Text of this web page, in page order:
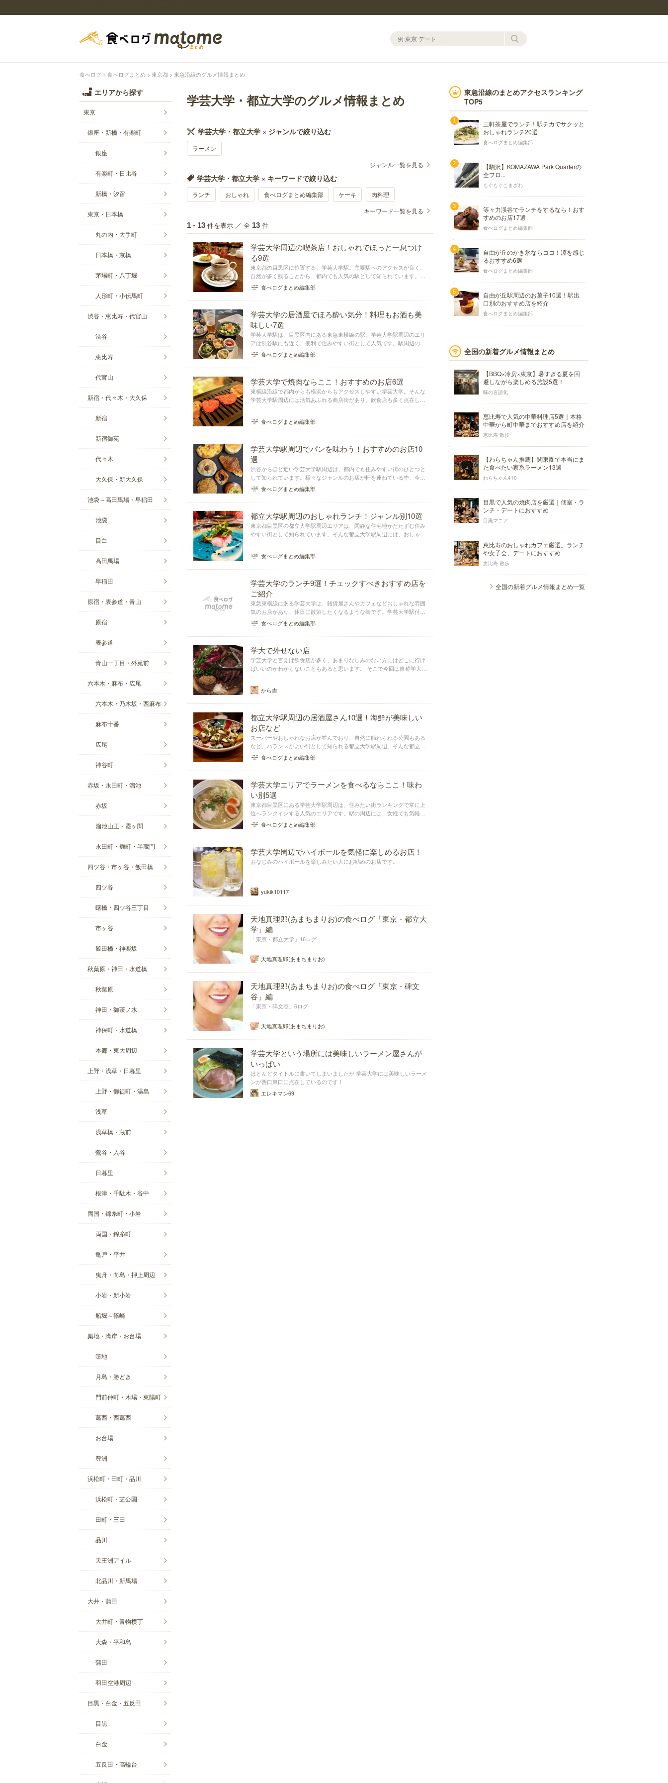
食べログ 食べログまとめ 東京都 東急沿線のグルメ情報まとめ
エリアから探す
東京
銀座・新橋・有楽町
銀座
有楽町・日比谷
新橋・汐留
東京・日本橋
丸の内・大手町
日本橋・京橋
茅場町・八丁堀
人形町・小伝馬町
渋谷・恵比寿・代官山
渋谷
恵比寿
代官山
新宿・代々木・大久保
新宿
新宿御苑
代々木
大久保・新大久保
池袋～高田馬場・早稲田
池袋
目白
高田馬場
早稲田
原宿・表参道・青山
原宿
表参道
青山一丁目・外苑前
六本木・麻布・広尾
六本木・乃木坂・西麻布
麻布十番
広尾
神谷町
赤坂・永田町・溜池
赤坂
溜池山王・霞ヶ関
永田町・麹町・半蔵門
四ツ谷・市ヶ谷・飯田橋
四ツ谷
曙橋・四ツ谷三丁目
市ヶ谷
飯田橋・神楽坂
秋葉原・神田・水道橋
秋葉原
神田・御茶ノ水
神保町・水道橋
本郷・東大周辺
上野・浅草・日暮里
上野・御徒町・湯島
浅草
浅草橋・蔵前
鶯谷・入谷
日暮里
根津・千駄木・谷中
両国・錦糸町・小岩
両国・錦糸町
亀戸・平井
曳舟・向島・押上周辺
小岩・新小岩
船堀～篠崎
築地・湾岸・お台場
築地
月島・勝どき
門前仲町・木場・東陽町
葛西・西葛西
お台場
豊洲
浜松町・田町・品川
浜松町・芝公園
田町・三田
品川
天王洲アイル
北品川・新馬場
大井・蒲田
大井町・青物横丁
大森・平和島
蒲田
羽田空港周辺
目黒・白金・五反田
目黒
白金
五反田・高輪台
学芸大学・都立大学のグルメ情報まとめ
学芸大学・都立大学 × ジャンルで絞り込む
ラーメン
ジャンル一覧を見る
学芸大学・都立大学 × キーワードで絞り込む
ランチ おしゃれ 食べログまとめ編集部 ケーキ
肉料理
キーワード一覧を見る
1 - 13 件を表示 ／ 全 13 件
学芸大学周辺の喫茶店！おしゃれでほっと一息つけ
る9選
東京都の目黒区に位置する、学芸大学駅。主要駅へのアクセスが良く、
自然が多く残ることから、都内でも人気の駅として知られています。そ
んな学芸大学周辺には様々な喫茶店やカフェが立ち並び、ほっと一息つ
けるいこいの場として人気です。今回は学芸大学駅周辺で、おすすめの
喫茶店をまとめました。
食べログまとめ編集部
学芸大学の居酒屋でほろ酔い気分！料理もお酒も美
味しい7選
学芸大学駅は、目黒区内にある東急東横線の駅。学芸大学駅周辺のエリ
アは渋谷駅にも近く、便利で住みやすい街として人気です。駅周辺の商
店街には、カフェから居酒屋さんまで個性のあるお店が点在しているの
も魅力のひとつ。そこで今回は、学芸大学駅周辺にあるおすすめの居酒
屋さんをまとめました。
食べログまとめ編集部
学芸大学で焼肉ならここ！おすすめのお店6選
東横線沿線で都内からも横浜からもアクセスしやすい学芸大学。そんな
学芸大学駅周辺には活気あふれる商店街があり、飲食店も多く点在して
食べログまとめ編集部
学芸大学駅周辺でパンを味わう！おすすめのお店10
選
渋谷からほど近い学芸大学駅周辺は、都内でも住みやすい街のひとつと
して知られています。様々なジャンルのお店が軒を連ねている中、今回
はパンに注目！学芸大学駅の東側と西側で、おすすめのパンが食べられ
るお店をまとめました。
食べログまとめ編集部
都立大学駅周辺のおしゃれランチ！ジャンル別10選
東京都目黒区の都立大学駅周辺エリアは、閑静な住宅地がたたずむ住み
やすい街として知られています。そんな都立大学駅周辺には、おしゃれ
トの中から、特にお...
食べログまとめ編集部
学芸大学のランチ9選！チェックすべきおすすめ店を
ご紹介
東急東横線にある学芸大学は、雑貨屋さんやカフェなどおしゃれな雰囲
気のお店があり、休日に散策したくなるような街です。学芸大学駅付近
にはさまざまグルメを楽しめるお店も充実しています。学芸大学付近に
あるおすすめのランチスポットをまとめました。
食べログまとめ編集部
学大で外せない店
学芸大学と言えば飲食店が多く、あまりなじみのない方にはどこに行け
ばいいのかわからないこともあると思います。 そこで今回は自称学大通
から吉
都立大学駅周辺の居酒屋さん10選！海鮮が美味しい
お店など
スーパーやおしゃれなお店が並んでおり、自然に触れられる公園もある
など、バランスがよい街として知られる都立大学駅周辺。そんな都立大
学駅エリアで、おすすめの居酒屋さんをまとめました。海鮮料理が人気
のお店、その他料理が美味しいお店など、ジャンル別でご紹介していま
す。
食べログまとめ編集部
学芸大学エリアでラーメンを食べるならここ！味わ
い別5選
東京都目黒区にある学芸大学駅周辺は、住みたい街ランキングで常に上
位へランクインする人気のエリアです。駅の周辺には、女性でも気軽に
入れるラーメン店がたくさんあります。ここでは、学芸大学エリアで、
美味しいと評判のラーメン店をピックアップしてまとめました。
食べログまとめ編集部
学芸大学周辺でハイボールを気軽に楽しめるお店！
おなじみのハイボールを楽しみたい人にお勧めのお店です。
yukik10117
天地真理郎(あまちまりお)の食べログ「東京・都立大
学」編
「東京・都立大学」16ログ
天地真理郎(あまちまりお)
天地真理郎(あまちまりお)の食べログ「東京・碑文
谷」編
「東京・碑文谷」6ログ
天地真理郎(あまちまりお)
学芸大学という場所には美味しいラーメン屋さんが
いっぱい
ほとんどタイトルに書いてしまいましたが 学芸大学には美味しいラーメ
ンが西口東口に点在しているのです！
エレキマン69
東急沿線のまとめアクセスランキング
TOP5
三軒茶屋でランチ！駅チカでサクッと
おしゃれランチ20選
食べログまとめ編集部
【駒沢】KOMAZAWA Park Quarterの
全フロ...
もぐもぐこまざわ
等々力渓谷でランチをするなら！おす
すめのお店17選
食べログまとめ編集部
自由が丘のかき氷ならココ！涼を感じ
るおすすめ6選
食べログまとめ編集部
自由が丘駅周辺のお菓子10選！駅出
口別のおすすめ店を紹介
食べログまとめ編集部
全国の新着グルメ情報まとめ
【BBQ×冷房×東京】暑すぎる夏を回
避しながら楽しめる施設5選！
味の言語化
恵比寿で人気の中華料理店5選｜本格
中華から町中華までおすすめ店を紹介
恵比寿 散歩
【わらちゃん推薦】関東圏で本当にま
た食べたい家系ラーメン13選
わらちゃん410
目黒で人気の焼肉店を厳選｜個室・ラ
ンチ・デートにおすすめ
目黒マニア
恵比寿のおしゃれカフェ厳選。ランチ
や女子会、デートにおすすめ
恵比寿 散歩
全国の新着グルメ情報まとめ一覧